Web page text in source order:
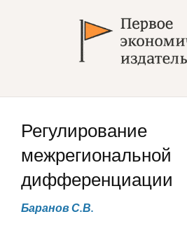
content
Регулирование
межрегиональной
дифференциации
Баранов С.В.